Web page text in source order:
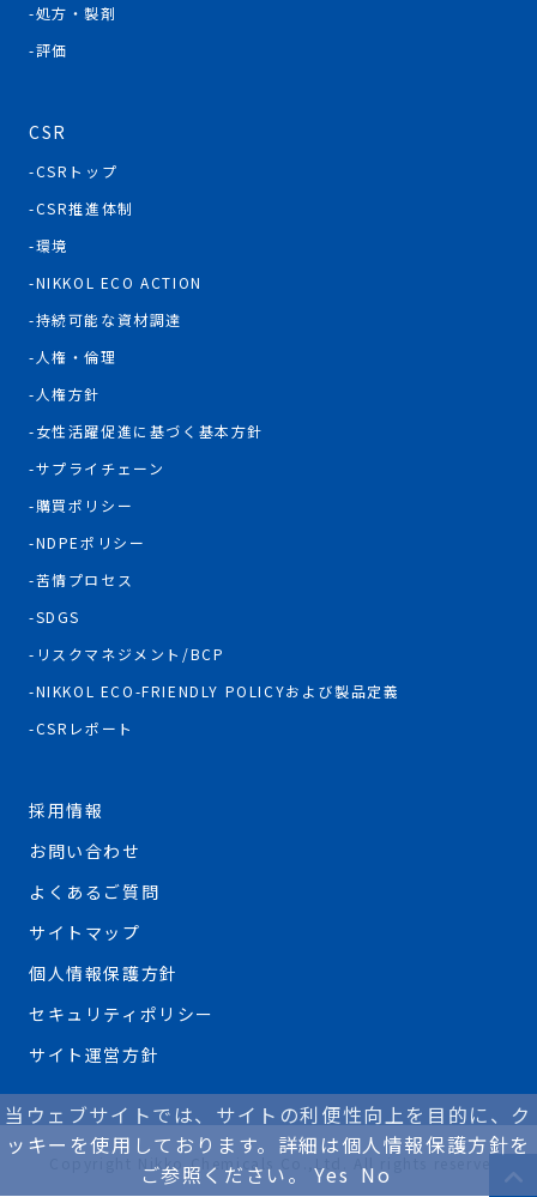
処方・製剤
評価
CSR
CSRトップ
CSR推進体制
環境
NIKKOL ECO ACTION
持続可能な資材調達
人権・倫理
人権方針
女性活躍促進に基づく基本方針
サプライチェーン
購買ポリシー
NDPEポリシー
苦情プロセス
SDGS
リスクマネジメント/BCP
NIKKOL ECO-FRIENDLY POLICYおよび製品定義
CSRレポート
採用情報
お問い合わせ
よくあるご質問
サイトマップ
個人情報保護方針
セキュリティポリシー
サイト運営方針
Copyright Nikko Chemicals Co.,Ltd. All rights reserved.
当ウェブサイトでは、サイトの利便性向上を目的に、ク
ッキーを使用しております。詳細は個人情報保護方針を
ご参照ください。
Yes No